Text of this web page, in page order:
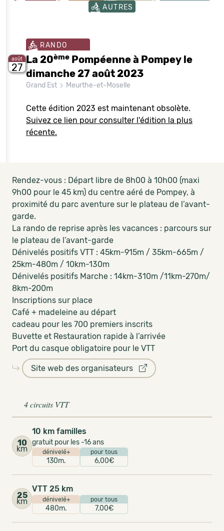
AUTRES
août
27
RANDO
La 20ème Pompéenne à Pompey le
dimanche 27 août 2023
Grand Est Meurthe-et-Moselle
Cette édition 2023 est maintenant obsolète.
Suivez ce lien pour consulter l'édition la plus
récente.
Rendez-vous : Départ libre de 8h00 à 10h00 (maxi
9h00 pour le 45 km) du centre aéré de Pompey, à
proximité du parc aventure sur le plateau de l’avant-
garde.
La rando de reprise après les vacances : parcours sur
le plateau de l’avant-garde
Dénivelés positifs VTT : 45km-915m / 35km-665m /
25km-480m / 10km-130m
Dénivelés positifs Marche : 14km-310m /11km-270m/
8km-200m
Inscriptions sur place
Café + madeleine au départ
cadeau pour les 700 premiers inscrits
Buvette et Restauration rapide à l’arrivée
Port du casque obligatoire pour le VTT
Site web des organisateurs
4 circuits VTT
10
km
10 km familles
gratuit pour les -16 ans
dénivelé+
130m.
pour tous
6,00€
25
km
VTT 25 km
dénivelé+
480m.
pour tous
7,00€